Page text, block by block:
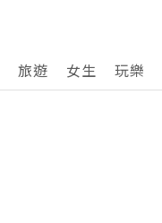
旅遊 女生 玩樂